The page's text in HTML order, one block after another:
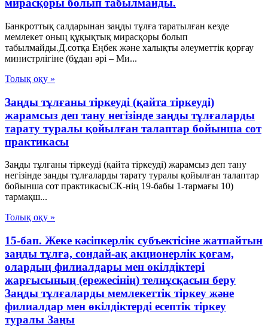
мирасқоры болып табылмайды.
Банкроттық салдарынан заңды тұлға таратылған кезде
мемлекет оның құқықтық мирасқоры болып
табылмайды.Д.сотқа Еңбек және халықты әлеуметтік қорғау
министрлігіне (бұдан әрі – Ми...
Толық оқу »
Заңды тұлғаны тіркеуді (қайта тіркеуді)
жарамсыз деп тану негізінде заңды тұлғаларды
тарату туралы қойылған талаптар бойынша сот
практикасы
Заңды тұлғаны тіркеуді (қайта тіркеуді) жарамсыз деп тану
негізінде заңды тұлғаларды тарату туралы қойылған талаптар
бойынша сот практикасыСК-нің 19-бабы 1-тармағы 10)
тармақш...
Толық оқу »
15-бап. Жеке кәсiпкерлiк субъектiсiне жатпайтын
заңды тұлға, сондай-ақ акционерлiк қоғам,
олардың филиалдары мен өкiлдiктерi
жарғысының (ережесiнiң) телнұсқасын беру
Заңды тұлғаларды мемлекеттік тіркеу және
филиалдар мен өкілдіктерді есептік тіркеу
туралы Заңы